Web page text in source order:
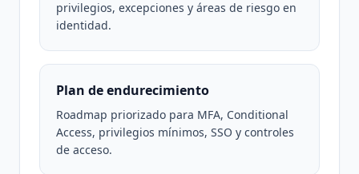
privilegios, excepciones y áreas de riesgo en
identidad.
Plan de endurecimiento
Roadmap priorizado para MFA, Conditional
Access, privilegios mínimos, SSO y controles
de acceso.